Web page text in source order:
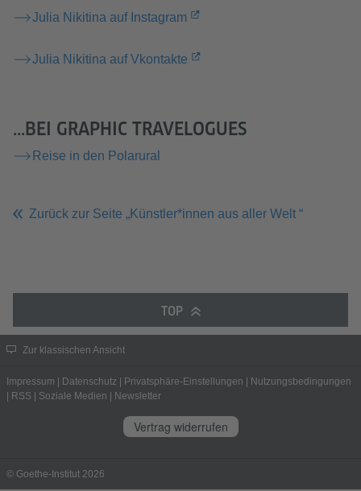
Julia Nikitina auf Instagram
Julia Nikitina auf Vkontakte
...BEI GRAPHIC TRAVELOGUES
Reise in den Polarural
Zurück zur Seite „Künstler*innen aus aller Welt “
TOP
Zur klassischen Ansicht
Impressum | Datenschutz | Privatsphäre-Einstellungen | Nutzungsbedingungen
| RSS | Soziale Medien | Newsletter
Vertrag widerrufen
© Goethe-Institut 2026